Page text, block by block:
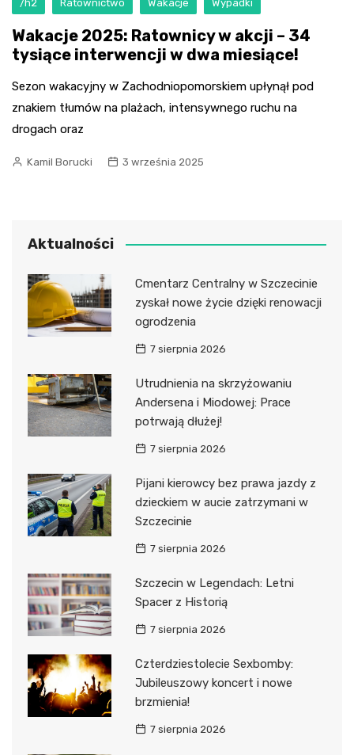
/h2 Ratownictwo Wakacje Wypadki
Wakacje 2025: Ratownicy w akcji – 34
tysiące interwencji w dwa miesiące!
Sezon wakacyjny w Zachodniopomorskiem upłynął pod
znakiem tłumów na plażach, intensywnego ruchu na
drogach oraz
Kamil Borucki 3 września 2025
Aktualności
Cmentarz Centralny w Szczecinie
zyskał nowe życie dzięki renowacji
ogrodzenia
7 sierpnia 2026
Utrudnienia na skrzyżowaniu
Andersena i Miodowej: Prace
potrwają dłużej!
7 sierpnia 2026
Pijani kierowcy bez prawa jazdy z
dzieckiem w aucie zatrzymani w
Szczecinie
7 sierpnia 2026
Szczecin w Legendach: Letni
Spacer z Historią
7 sierpnia 2026
Czterdziestolecie Sexbomby:
Jubileuszowy koncert i nowe
brzmienia!
7 sierpnia 2026